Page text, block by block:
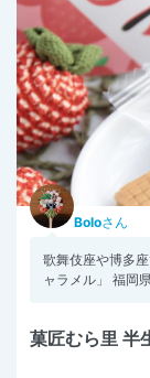
Boloさん
歌舞伎座や博多
ャラメル」 福岡
菓匠むら里 半